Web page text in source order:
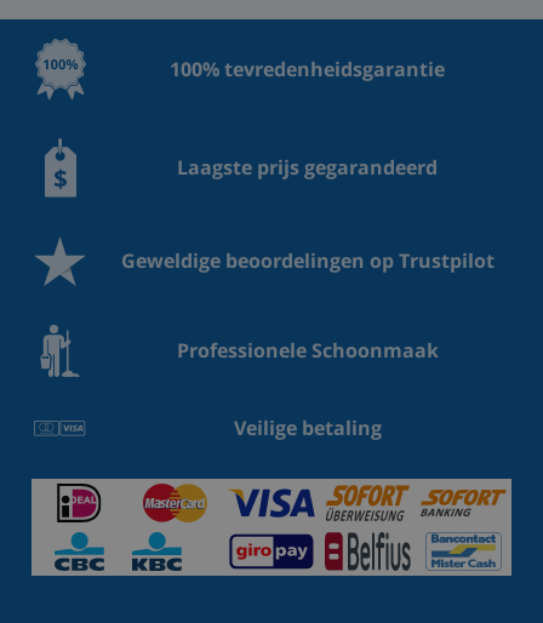
100% tevredenheidsgarantie
Laagste prijs gegarandeerd
Geweldige beoordelingen op Trustpilot
Professionele Schoonmaak
Veilige betaling